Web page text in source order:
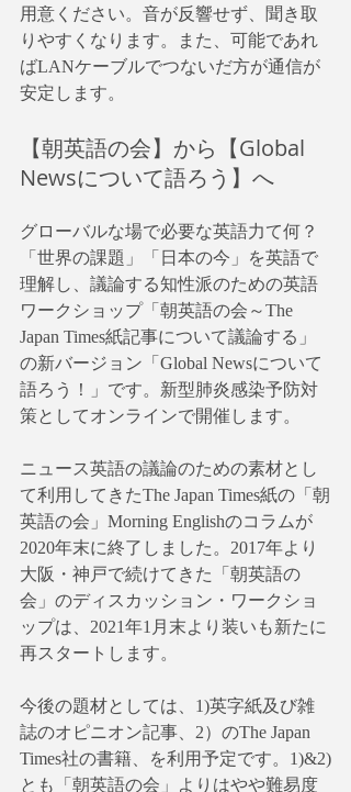
用意ください。音が反響せず、聞き取
りやすくなります。また、可能であれ
ばLANケーブルでつないだ方が通信が
安定します。
【朝英語の会】から【Global
Newsについて語ろう】へ
グローバルな場で必要な英語力て何？
「世界の課題」「日本の今」を英語で
理解し、議論する知性派のための英語
ワークショップ「朝英語の会～The
Japan Times紙記事について議論する」
の新バージョン「Global Newsについて
語ろう！」です。新型肺炎感染予防対
策としてオンラインで開催します。
ニュース英語の議論のための素材とし
て利用してきたThe Japan Times紙の「朝
英語の会」Morning Englishのコラムが
2020年末に終了しました。2017年より
大阪・神戸で続けてきた「朝英語の
会」のディスカッション・ワークショ
ップは、2021年1月末より装いも新たに
再スタートします。
今後の題材としては、1)英字紙及び雑
誌のオピニオン記事、2）のThe Japan
Times社の書籍、を利用予定です。1)&2)
とも「朝英語の会」よりはやや難易度